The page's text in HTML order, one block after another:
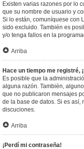
Existen varias razones por lo
que su nombre de usuario y
Si lo están, comuníquese con
sido excluido. También es
y/o tenga fallos en la
Arriba
Hace un tiempo me registré,
Es posible que la
alguna razón. También,
que no publicaron mensajes
de la base de datos. Si es así,
discuciones.
Arriba
¡Perdí mi contraseña!